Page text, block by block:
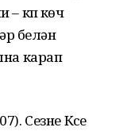
күп көч
белән
карап
Сезне Күсе